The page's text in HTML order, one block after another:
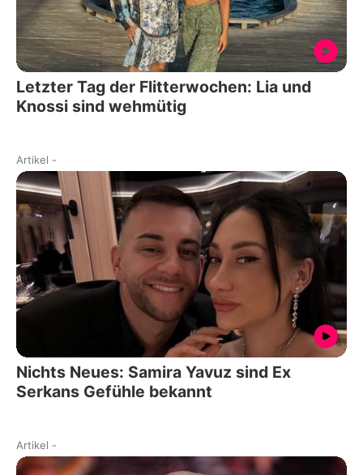
Letzter Tag der Flitterwochen: Lia und
Knossi sind wehmütig
Artikel -
Nichts Neues: Samira Yavuz sind Ex
Serkans Gefühle bekannt
Artikel -